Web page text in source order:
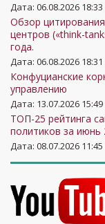
Дата: 06.08.2026 18:33
Обзор цитирования
центров («think-
года.
Дата: 06.08.2026 18:31
Конфуцианские
управлению
Дата: 13.07.2026 15:49
ТОП-25 рейтинга
политиков за июнь
Дата: 08.07.2026 11:45